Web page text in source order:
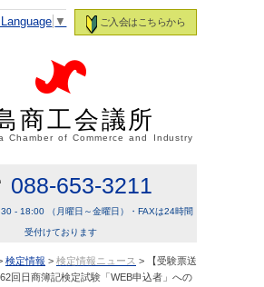
ご入会はこちらから
▼
商工会議所
Chamber of Commerce and Industry
088-653-3211
- 18:00 （月曜日～金曜日）・FAXは24時間
受付けております
検定情報 > 検定情報ニュース > 【受験票送
回日商簿記検定試験「WEB申込者」への